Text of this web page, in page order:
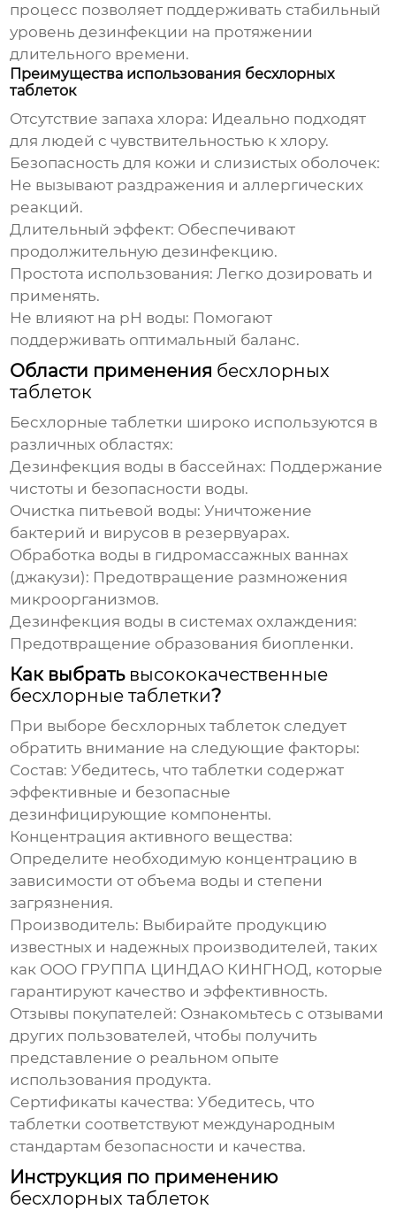
процесс позволяет поддерживать стабильный
уровень дезинфекции на протяжении
длительного времени.
Преимущества использования бесхлорных
таблеток
Отсутствие запаха хлора: Идеально подходят
для людей с чувствительностью к хлору.
Безопасность для кожи и слизистых оболочек:
Не вызывают раздражения и аллергических
реакций.
Длительный эффект: Обеспечивают
продолжительную дезинфекцию.
Простота использования: Легко дозировать и
применять.
Не влияют на pH воды: Помогают
поддерживать оптимальный баланс.
Области применения бесхлорных
таблеток
Бесхлорные таблетки широко используются в
различных областях:
Дезинфекция воды в бассейнах: Поддержание
чистоты и безопасности воды.
Очистка питьевой воды: Уничтожение
бактерий и вирусов в резервуарах.
Обработка воды в гидромассажных ваннах
(джакузи): Предотвращение размножения
микроорганизмов.
Дезинфекция воды в системах охлаждения:
Предотвращение образования биопленки.
Как выбрать высококачественные
бесхлорные таблетки?
При выборе бесхлорных таблеток следует
обратить внимание на следующие факторы:
Состав: Убедитесь, что таблетки содержат
эффективные и безопасные
дезинфицирующие компоненты.
Концентрация активного вещества:
Определите необходимую концентрацию в
зависимости от объема воды и степени
загрязнения.
Производитель: Выбирайте продукцию
известных и надежных производителей, таких
как ООО ГРУППА ЦИНДАО КИНГНОД, которые
гарантируют качество и эффективность.
Отзывы покупателей: Ознакомьтесь с отзывами
других пользователей, чтобы получить
представление о реальном опыте
использования продукта.
Сертификаты качества: Убедитесь, что
таблетки соответствуют международным
стандартам безопасности и качества.
Инструкция по применению
бесхлорных таблеток